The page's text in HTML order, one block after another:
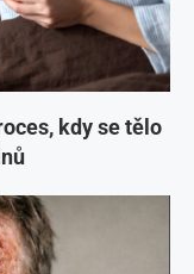
kdy se tělo